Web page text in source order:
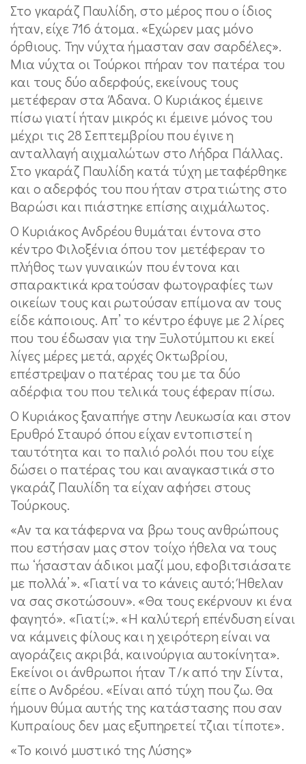
Στο γκαράζ Παυλίδη, στο μέρος που ο ίδιος
ήταν, είχε 716 άτομα. «Εχώρεν μας μόνο
όρθιους. Την νύχτα ήμασταν σαν σαρδέλες».
Μια νύχτα οι Τούρκοι πήραν τον πατέρα του
και τους δύο αδερφούς, εκείνους τους
μετέφεραν στα Άδανα. Ο Κυριάκος έμεινε
πίσω γιατί ήταν μικρός κι έμεινε μόνος του
μέχρι τις 28 Σεπτεμβρίου που έγινε η
ανταλλαγή αιχμαλώτων στο Λήδρα Πάλλας.
Στο γκαράζ Παυλίδη κατά τύχη μεταφέρθηκε
και ο αδερφός του που ήταν στρατιώτης στο
Βαρώσι και πιάστηκε επίσης αιχμάλωτος.
Ο Κυριάκος Ανδρέου θυμάται έντονα στο
κέντρο Φιλοξένια όπου τον μετέφεραν το
πλήθος των γυναικών που έντονα και
σπαρακτικά κρατούσαν φωτογραφίες των
οικείων τους και ρωτούσαν επίμονα αν τους
είδε κάποιους. Απ’ το κέντρο έφυγε με 2 λίρες
που του έδωσαν για την Ξυλοτύμπου κι εκεί
λίγες μέρες μετά, αρχές Οκτωβρίου,
επέστρεψαν ο πατέρας του με τα δύο
αδέρφια του που τελικά τους έφεραν πίσω.
Ο Κυριάκος ξαναπήγε στην Λευκωσία και στον
Ερυθρό Σταυρό όπου είχαν εντοπιστεί η
ταυτότητα και το παλιό ρολόι που του είχε
δώσει ο πατέρας του και αναγκαστικά στο
γκαράζ Παυλίδη τα είχαν αφήσει στους
Τούρκους.
«Αν τα κατάφερνα να βρω τους ανθρώπους
που εστήσαν μας στον τοίχο ήθελα να τους
πω ‘ήσασταν άδικοι μαζί μου, εφοβιτσιάσατε
με πολλά’». «Γιατί να το κάνεις αυτό; Ήθελαν
να σας σκοτώσουν». «Θα τους εκέρνουν κι ένα
φαγητό». «Γιατί;». «Η καλύτερή επένδυση είναι
να κάμνεις φίλους και η χειρότερη είναι να
αγοράζεις ακριβά, καινούργια αυτοκίνητα».
Εκείνοι οι άνθρωποι ήταν Τ/κ από την Σίντα,
είπε ο Ανδρέου. «Είναι από τύχη που ζω. Θα
ήμουν θύμα αυτής της κατάστασης που σαν
Κυπραίους δεν μας εξυπηρετεί τζιαι τίποτε».
«Το κοινό μυστικό της Λύσης»